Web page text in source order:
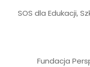
SOS dla Edukacji,
Fundacja